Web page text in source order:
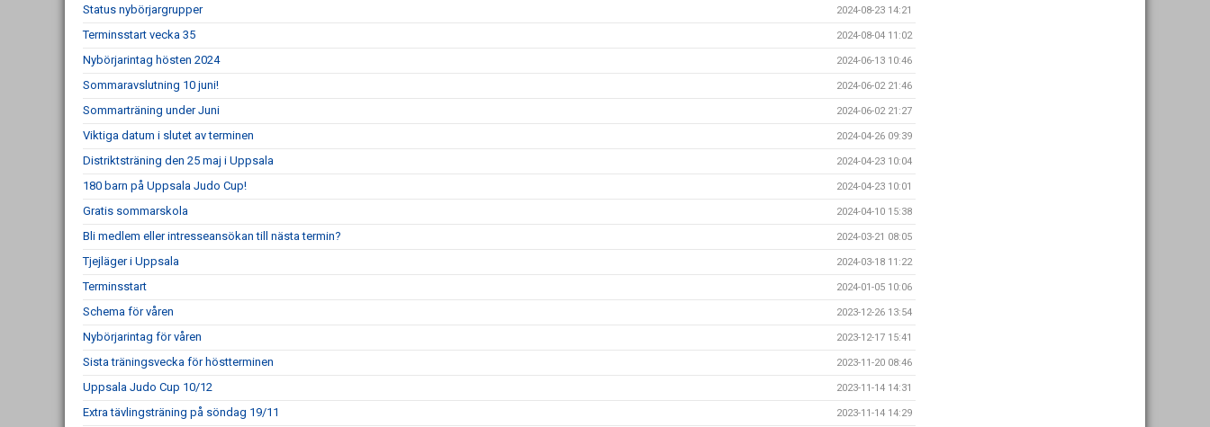
Status nybörjargrupper 2024-08-23 14:21
Terminsstart vecka 35 2024-08-04 11:02
Nybörjarintag hösten 2024 2024-06-13 10:46
Sommaravslutning 10 juni! 2024-06-02 21:46
Sommarträning under Juni 2024-06-02 21:27
Viktiga datum i slutet av terminen 2024-04-26 09:39
Distriktsträning den 25 maj i Uppsala 2024-04-23 10:04
180 barn på Uppsala Judo Cup! 2024-04-23 10:01
Gratis sommarskola 2024-04-10 15:38
Bli medlem eller intresseansökan till nästa termin? 2024-03-21 08:05
Tjejläger i Uppsala 2024-03-18 11:22
Terminsstart 2024-01-05 10:06
Schema för våren 2023-12-26 13:54
Nybörjarintag för våren 2023-12-17 15:41
Sista träningsvecka för höstterminen 2023-11-20 08:46
Uppsala Judo Cup 10/12 2023-11-14 14:31
Extra tävlingsträning på söndag 19/11 2023-11-14 14:29